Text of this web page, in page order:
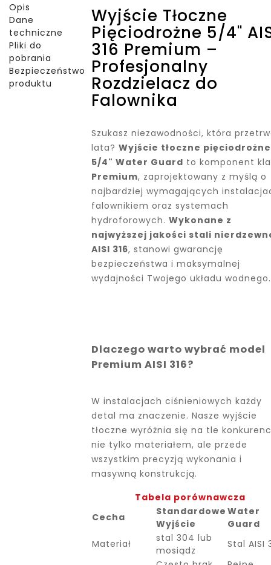
Opis
Dane
techniczne
Pliki do
pobrania
Bezpieczeństwo
produktu
Wyjście Tłoczne
Pięciodrożne 5/4"
316 Premium –
Profesjonalny
Rozdzielacz do
Falownika
Szukasz niezawodności, która
lata? Wyjście tłoczne pięciodrożne
5/4" Water Guard to komponent
Premium, zaprojektowany z myślą o
najbardziej wymagających
falownikiem oraz systemach
hydroforowych. Wykonane z
najwyższej jakości stali
AISI 316, stanowi gwarancję
bezpieczeństwa i maksymalnej
wydajności Twojego układu wodnego.
Dlaczego warto wybrać model
Premium AISI 316?
W instalacjach ciśnieniowych każdy
detal ma znaczenie. Nasze wyjście
tłoczne wyróżnia się na tle
nie tylko materiałem, ale przede
wszystkim precyzją wykonania i
masywną konstrukcją.
Tabela porównawcza
Cecha
Standardowe
Wyjście
Water
Guard
Materiał
stal 304 lub
mosiądz
Stal AISI